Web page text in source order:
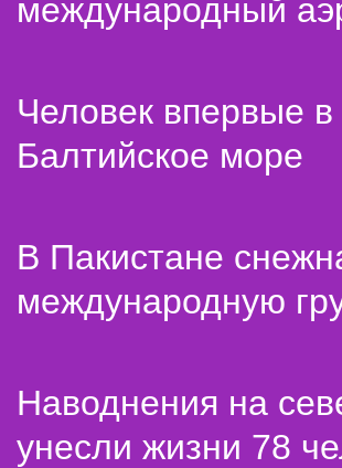
международный
Человек впервые
Балтийское море
В Пакистане
международную
Наводнения на
унесли жизни 78